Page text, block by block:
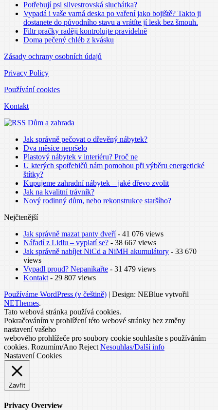
Potřebují psi silvestrovská sluchátka?
Vypadá i vaše varná deska po vaření jako bojiště? Takto ji
dostanete do původního stavu a vrátíte jí lesk bez šmouh.
Filtr pračky raději kontrolujte pravidelně
Doma pečený chléb z kvásku
Zásady ochrany osobních údajů
Privacy Policy
Používání cookies
Kontakt
Dům a zahrada
Jak správně pečovat o dřevěný nábytek?
Dva měsíce nepršelo
Plastový nábytek v interiéru? Proč ne
U kterých spotřebičů nám pomohou při výběru energetické
štítky?
Kupujeme zahradní nábytek – jaké dřevo zvolit
Jak na kvalitní trávník?
Nový rodinný dům, nebo rekonstrukce staršího?
Nejčtenější
Jak správně mazat panty dveří- 41 076 views
Nářadí z Lidlu – vyplatí se? - 38 667 views
Jak správně nabíjet NiCd a NiMH akumulátory - 33 670
views
Vypadl proud? Nepanikařte - 31 479 views
Kontakt - 29 807 views
Používáme WordPress (v češtině) | Design: NEBlue vytvořil
NEThemes.
Tato webová stránka používá cookies.
Pokračováním v prohlížení této webové stránky bez změny
nastavení vašeho
webového prohlížeče pro soubory cookie souhlasíte s používáním
cookies. Rozumím/Ano Reject Nesouhlas/Další info
Nastavení Cookies
Zavřít
Privacy Overview